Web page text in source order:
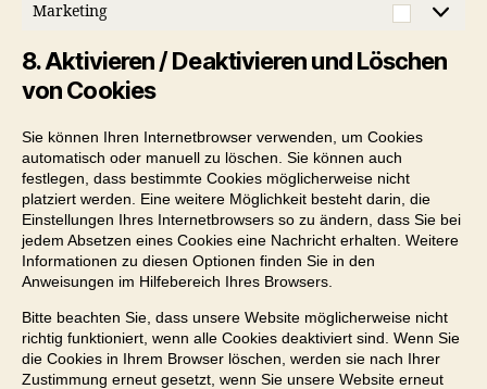
Marketing
8. Aktivieren / Deaktivieren und Löschen
von Cookies
Sie können Ihren Internetbrowser verwenden, um Cookies
automatisch oder manuell zu löschen. Sie können auch
festlegen, dass bestimmte Cookies möglicherweise nicht
platziert werden. Eine weitere Möglichkeit besteht darin, die
Einstellungen Ihres Internetbrowsers so zu ändern, dass Sie bei
jedem Absetzen eines Cookies eine Nachricht erhalten. Weitere
Informationen zu diesen Optionen finden Sie in den
Anweisungen im Hilfebereich Ihres Browsers.
Bitte beachten Sie, dass unsere Website möglicherweise nicht
richtig funktioniert, wenn alle Cookies deaktiviert sind. Wenn Sie
die Cookies in Ihrem Browser löschen, werden sie nach Ihrer
Zustimmung erneut gesetzt, wenn Sie unsere Website erneut